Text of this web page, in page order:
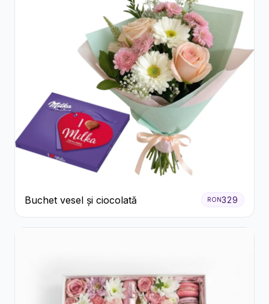
Buchet vesel și ciocolată RON329